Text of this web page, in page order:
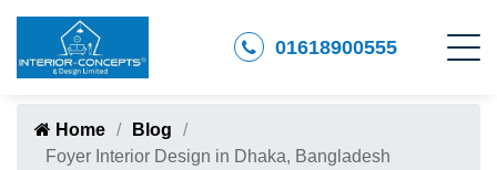
01618900555
Home
Blog
Foyer Interior Design in Dhaka, Bangladesh